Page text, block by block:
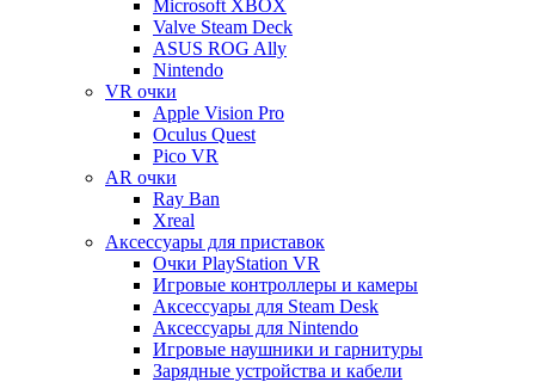
Microsoft XBOX
Valve Steam Deck
ASUS ROG Ally
Nintendo
VR очки
Apple Vision Pro
Oculus Quest
Pico VR
AR очки
Ray Ban
Xreal
Аксессуары для приставок
Очки PlayStation VR
Игровые контроллеры и камеры
Аксессуары для Steam Desk
Аксессуары для Nintendo
Игровые наушники и гарнитуры
Зарядные устройства и кабели